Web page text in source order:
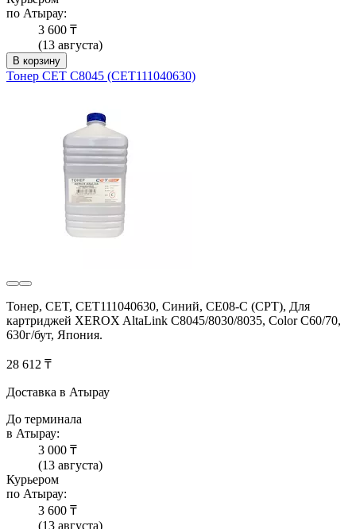
по Атырау:
3 600 ₸
(13 августа)
В корзину
Тонер CET C8045 (CET111040630)
Тонер, CET, CET111040630, Синий, CE08-C (CPT), Для
картриджей XEROX AltaLink C8045/8030/8035, Color C60/70,
630г/бут, Япония.
28 612 ₸
Доставка в Атырау
До терминала
в Атырау:
3 000 ₸
(13 августа)
Курьером
по Атырау:
3 600 ₸
(13 августа)